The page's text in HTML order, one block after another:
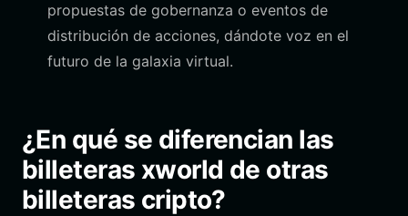
propuestas de gobernanza o eventos de
distribución de acciones, dándote voz en el
futuro de la galaxia virtual.
¿En qué se diferencian las
billeteras xworld de otras
billeteras cripto?